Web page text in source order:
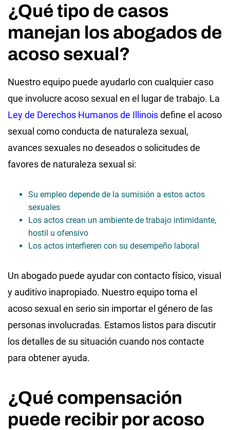
¿Qué tipo de casos
manejan los abogados de
acoso sexual?
Nuestro equipo puede ayudarlo con cualquier caso
que involucre acoso sexual en el lugar de trabajo. La
Ley de Derechos Humanos de Illinoisdefine el acoso
sexual como conducta de naturaleza sexual,
avances sexuales no deseados o solicitudes de
favores de naturaleza sexual si:
Su empleo depende de la sumisión a estos actos
sexuales
Los actos crean un ambiente de trabajo intimidante,
hostil u ofensivo
Los actos interfieren con su desempeño laboral
Un abogado puede ayudar con contacto físico, visual
y auditivo inapropiado. Nuestro equipo toma el
acoso sexual en serio sin importar el género de las
personas involucradas. Estamos listos para discutir
los detalles de su situación cuando nos contacte
para obtener ayuda.
¿Qué compensación
puede recibir por acoso